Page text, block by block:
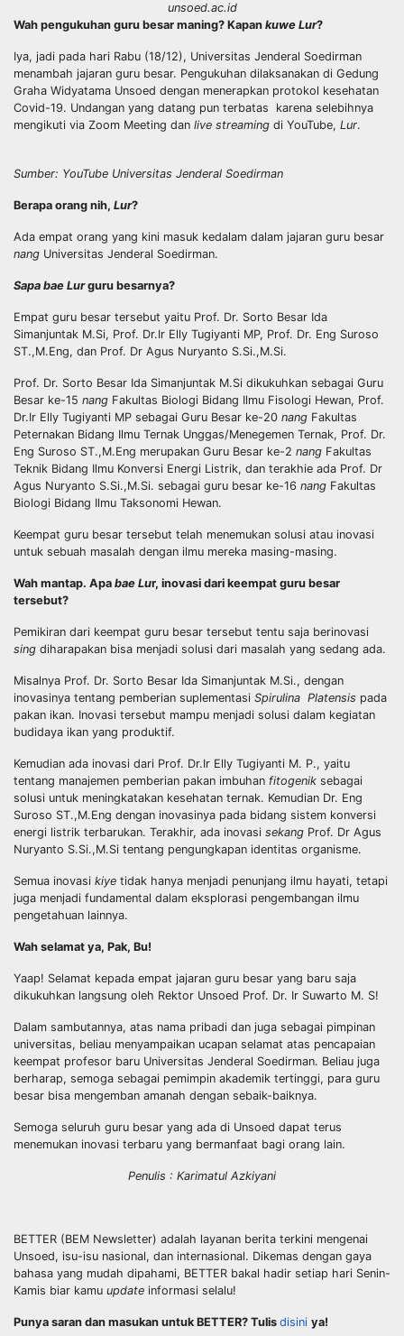
unsoed.ac.id
Wah pengukuhan guru besar maning? Kapan kuwe Lur?
Iya, jadi pada hari Rabu (18/12), Universitas Jenderal Soedirman
menambah jajaran guru besar. Pengukuhan dilaksanakan di Gedung
Graha Widyatama Unsoed dengan menerapkan protokol kesehatan
Covid-19. Undangan yang datang pun terbatas karena selebihnya
mengikuti via Zoom Meeting dan live streaming di YouTube, Lur.
Sumber: YouTube Universitas Jenderal Soedirman
Berapa orang nih, Lur?
Ada empat orang yang kini masuk kedalam dalam jajaran guru besar
nang Universitas Jenderal Soedirman.
Sapa bae Lurguru besarnya?
Empat guru besar tersebut yaitu Prof. Dr. Sorto Besar Ida
Simanjuntak M.Si, Prof. Dr.Ir Elly Tugiyanti MP, Prof. Dr. Eng Suroso
ST.,M.Eng, dan Prof. Dr Agus Nuryanto S.Si.,M.Si.
Prof. Dr. Sorto Besar Ida Simanjuntak M.Si dikukuhkan sebagai Guru
Besar ke-15 nang Fakultas Biologi Bidang Ilmu Fisologi Hewan, Prof.
Dr.Ir Elly Tugiyanti MP sebagai Guru Besar ke-20 nang Fakultas
Peternakan Bidang Ilmu Ternak Unggas/Menegemen Ternak, Prof. Dr.
Eng Suroso ST.,M.Eng merupakan Guru Besar ke-2 nang Fakultas
Teknik Bidang Ilmu Konversi Energi Listrik, dan terakhie ada Prof. Dr
Agus Nuryanto S.Si.,M.Si. sebagai guru besar ke-16 nang Fakultas
Biologi Bidang Ilmu Taksonomi Hewan.
Keempat guru besar tersebut telah menemukan solusi atau inovasi
untuk sebuah masalah dengan ilmu mereka masing-masing.
Wah mantap. Apa bae Lur, inovasi dari keempat guru besar
tersebut?
Pemikiran dari keempat guru besar tersebut tentu saja berinovasi
sing diharapakan bisa menjadi solusi dari masalah yang sedang ada.
Misalnya Prof. Dr. Sorto Besar Ida Simanjuntak M.Si., dengan
inovasinya tentang pemberian suplementasi Spirulina Platensis pada
pakan ikan. Inovasi tersebut mampu menjadi solusi dalam kegiatan
budidaya ikan yang produktif.
Kemudian ada inovasi dari Prof. Dr.Ir Elly Tugiyanti M. P., yaitu
tentang manajemen pemberian pakan imbuhan fitogenik sebagai
solusi untuk meningkatakan kesehatan ternak. Kemudian Dr. Eng
Suroso ST.,M.Eng dengan inovasinya pada bidang sistem konversi
energi listrik terbarukan. Terakhir, ada inovasi sekang Prof. Dr Agus
Nuryanto S.Si.,M.Si tentang pengungkapan identitas organisme.
Semua inovasi kiye tidak hanya menjadi penunjang ilmu hayati, tetapi
juga menjadi fundamental dalam eksplorasi pengembangan ilmu
pengetahuan lainnya.
Wah selamat ya, Pak, Bu!
Yaap! Selamat kepada empat jajaran guru besar yang baru saja
dikukuhkan langsung oleh Rektor Unsoed Prof. Dr. Ir Suwarto M. S!
Dalam sambutannya, atas nama pribadi dan juga sebagai pimpinan
universitas, beliau menyampaikan ucapan selamat atas pencapaian
keempat profesor baru Universitas Jenderal Soedirman. Beliau juga
berharap, semoga sebagai pemimpin akademik tertinggi, para guru
besar bisa mengemban amanah dengan sebaik-baiknya.
Semoga seluruh guru besar yang ada di Unsoed dapat terus
menemukan inovasi terbaru yang bermanfaat bagi orang lain.
Penulis : Karimatul Azkiyani
BETTER (BEM Newsletter) adalah layanan berita terkini mengenai
Unsoed, isu-isu nasional, dan internasional. Dikemas dengan gaya
bahasa yang mudah dipahami, BETTER bakal hadir setiap hari Senin-
Kamis biar kamu update informasi selalu!
Punya saran dan masukan untuk BETTER? Tulis disini ya!